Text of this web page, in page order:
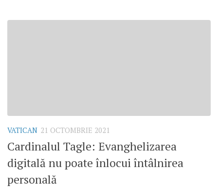
VATICAN 21 OCTOMBRIE 2021
Cardinalul Tagle: Evanghelizarea
digitală nu poate înlocui întâlnirea
personală